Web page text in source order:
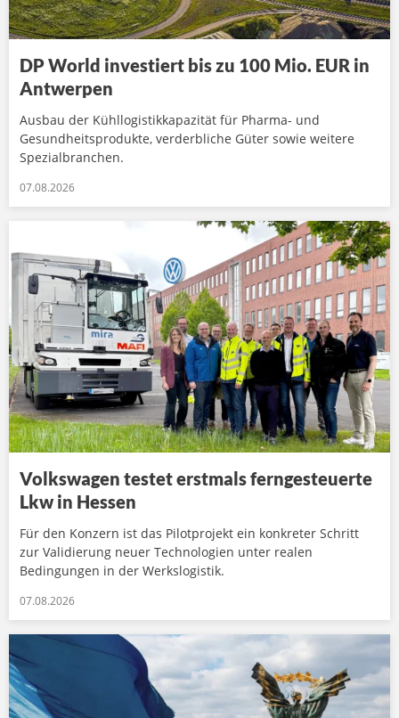
DP World investiert bis zu 100 Mio. EUR in
Antwerpen
Ausbau der Kühllogistikkapazität für Pharma- und
Gesundheitsprodukte, verderbliche Güter sowie weitere
Spezialbranchen.
07.08.2026
Volkswagen testet erstmals ferngesteuerte
Lkw in Hessen
Für den Konzern ist das Pilotprojekt ein konkreter Schritt
zur Validierung neuer Technologien unter realen
Bedingungen in der Werkslogistik.
07.08.2026